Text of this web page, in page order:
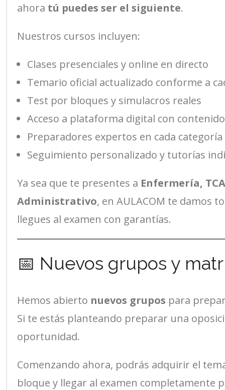
ahora tú puedes ser el siguiente.
Nuestros cursos incluyen:
Clases presenciales y online en directo
Temario oficial actualizado conforme a
Test por bloques y simulacros reales
Acceso a plataforma digital con
Preparadores expertos en cada categoría
Seguimiento personalizado y tutorías
Ya sea que te presentes a Enfermería,
Administrativo, en AULACOM te damos
llegues al examen con garantías.
📅 Nuevos grupos y
Hemos abierto nuevos grupos para
Si te estás planteando preparar una
oportunidad.
Comenzando ahora, podrás adquirir el
bloque y llegar al examen completamente